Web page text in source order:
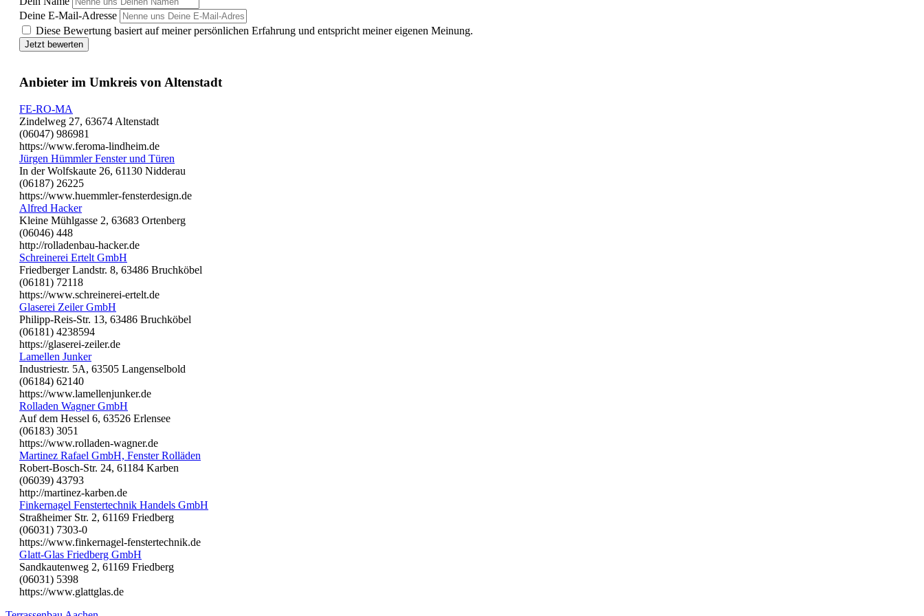
Deine E-Mail-Adresse
Diese Bewertung basiert auf meiner persönlichen Erfahrung und entspricht meiner eigenen Meinung.
Jetzt bewerten
Anbieter im Umkreis von Altenstadt
FE-RO-MA
Zindelweg 27, 63674 Altenstadt
(06047) 986981
https://www.feroma-lindheim.de
Jürgen Hümmler Fenster und Türen
In der Wolfskaute 26, 61130 Nidderau
(06187) 26225
https://www.huemmler-fensterdesign.de
Alfred Hacker
Kleine Mühlgasse 2, 63683 Ortenberg
(06046) 448
http://rolladenbau-hacker.de
Schreinerei Ertelt GmbH
Friedberger Landstr. 8, 63486 Bruchköbel
(06181) 72118
https://www.schreinerei-ertelt.de
Glaserei Zeiler GmbH
Philipp-Reis-Str. 13, 63486 Bruchköbel
(06181) 4238594
https://glaserei-zeiler.de
Lamellen Junker
Industriestr. 5A, 63505 Langenselbold
(06184) 62140
https://www.lamellenjunker.de
Rolladen Wagner GmbH
Auf dem Hessel 6, 63526 Erlensee
(06183) 3051
https://www.rolladen-wagner.de
Martinez Rafael GmbH, Fenster Rolläden
Robert-Bosch-Str. 24, 61184 Karben
(06039) 43793
http://martinez-karben.de
Finkernagel Fenstertechnik Handels GmbH
Straßheimer Str. 2, 61169 Friedberg
(06031) 7303-0
https://www.finkernagel-fenstertechnik.de
Glatt-Glas Friedberg GmbH
Sandkautenweg 2, 61169 Friedberg
(06031) 5398
https://www.glattglas.de